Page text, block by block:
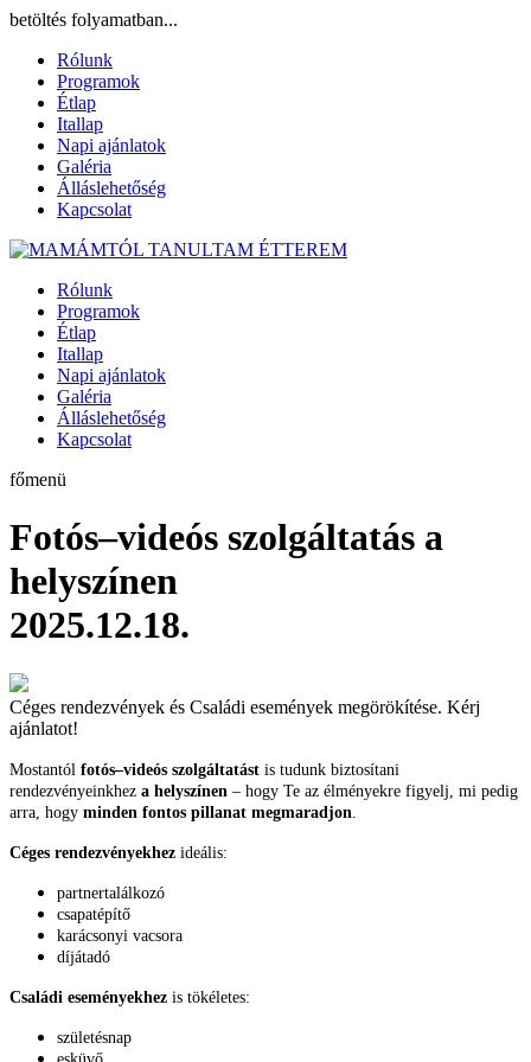
betöltés folyamatban...
Rólunk
Programok
Étlap
Itallap
Napi ajánlatok
Galéria
Álláslehetőség
Kapcsolat
Rólunk
Programok
Étlap
Itallap
Napi ajánlatok
Galéria
Álláslehetőség
Kapcsolat
főmenü
Fotós–videós szolgáltatás a
helyszínen
2025.12.18.
Céges rendezvények és Családi események megörökítése. Kérj
ajánlatot!
Mostantól fotós–videós szolgáltatást is tudunk biztosítani
rendezvényeinkhez a helyszínen – hogy Te az élményekre figyelj, mi pedig
arra, hogy minden fontos pillanat megmaradjon
Céges rendezvényekhez ideális:
partnertalálkozó
csapatépítő
karácsonyi vacsora
díjátadó
Családi eseményekhez is tökéletes:
születésnap